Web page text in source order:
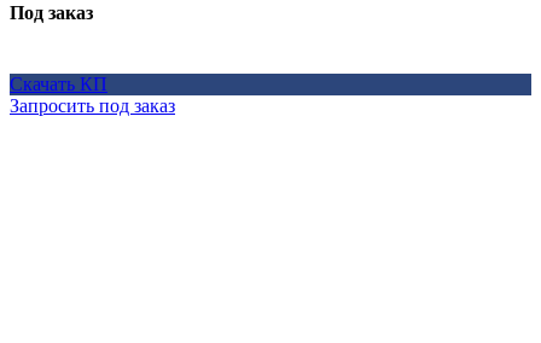
Под заказ
Скачать КП
Запросить под заказ